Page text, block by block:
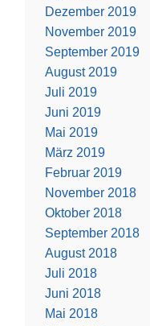
Dezember 2019
November 2019
September 2019
August 2019
Juli 2019
Juni 2019
Mai 2019
März 2019
Februar 2019
November 2018
Oktober 2018
September 2018
August 2018
Juli 2018
Juni 2018
Mai 2018